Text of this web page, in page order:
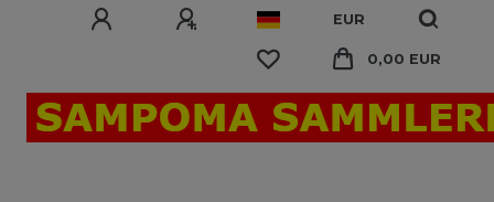
EUR
0,00 EUR